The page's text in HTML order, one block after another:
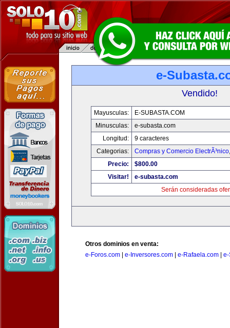
e-
Vendido!
Mayusculas:
E-SUBASTA.COM
Minusculas:
e-subasta.com
Longitud:
9 caracteres
Categorias:
Compras y Comercio ElectrÃ³nico
Precio:
$800.00
Visitar!
e-subasta.com
Serán consideradas
Otros dominios en venta:
e-Foros.com
e-Inversores.com e-Rafaela.com e-